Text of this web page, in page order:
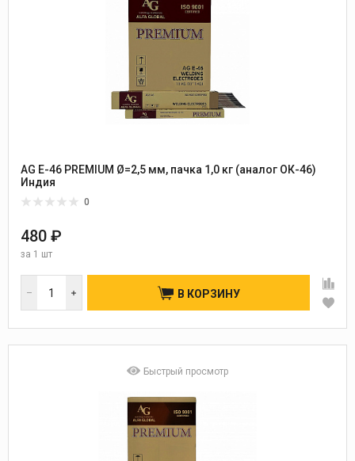
AG E-46 PREMIUM Ø=2,5 мм, пачка 1,0 кг (аналог ОК-46)
Индия
0
480 ₽
за 1 шт
В КОРЗИНУ
Быстрый просмотр